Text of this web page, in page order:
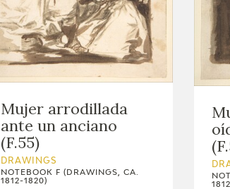
Mujer arrodillada
ante un anciano
(F.55)
DRAWINGS
NOTEBOOK F (DRAWINGS, CA.
1812-1820)